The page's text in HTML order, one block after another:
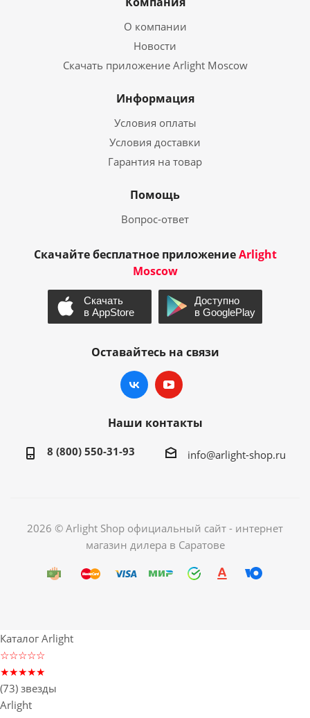
О компании
Новости
Скачать приложение Arlight Moscow
Информация
Условия оплаты
Условия доставки
Гарантия на товар
Помощь
Вопрос-ответ
Скачайте бесплатное приложениеArlight
Moscow
Оставайтесь на связи
Наши контакты
8 (800) 550-31-93 info@arlight-shop.ru
2026 © Arlight Shop официальный сайт - интернет
магазин дилера в Саратове
Каталог Arlight
☆☆☆☆☆
★★★★★
(73) звезды
Arlight